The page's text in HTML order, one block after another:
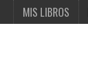
MIS LIBROS